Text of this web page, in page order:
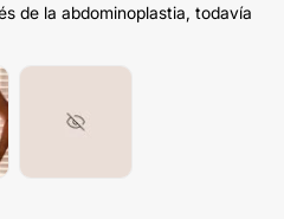
de la abdominoplastia, todavía